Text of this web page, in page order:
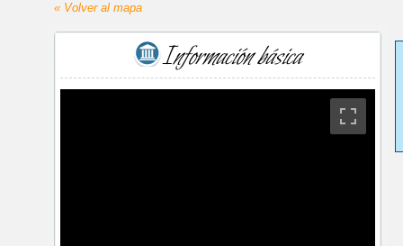
« Volver al mapa
Información básica